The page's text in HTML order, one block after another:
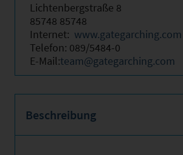
Lichtenbergstraße 8
85748 85748
Internet: www.gategarching.com
Telefon: 089/5484-0
E-Mail:team@gategarching.com
Beschreibung